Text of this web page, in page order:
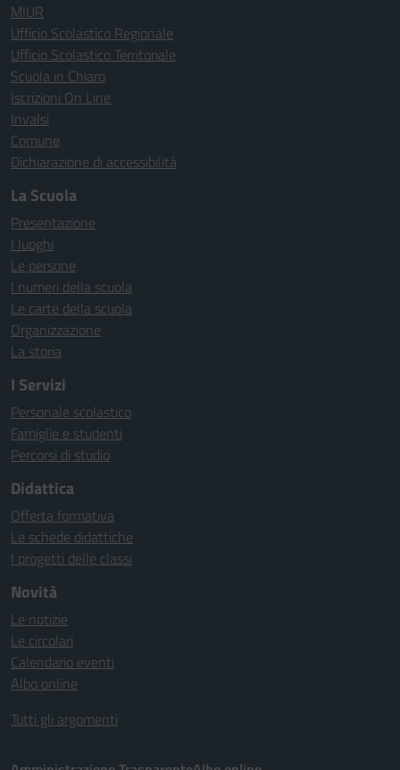
MIUR
Ufficio Scolastico Regionale
Ufficio Scolastico Territoriale
Scuola in Chiaro
Iscrizioni On Line
Invalsi
Comune
Dichiarazione di accessibilità
La Scuola
Presentazione
I luoghi
Le persone
I numeri della scuola
Le carte della scuola
Organizzazione
La storia
I Servizi
Personale scolastico
Famiglie e studenti
Percorsi di studio
Didattica
Offerta formativa
Le schede didattiche
I progetti delle classi
Novità
Le notizie
Le circolari
Calendario eventi
Albo online
Tutti gli argomenti